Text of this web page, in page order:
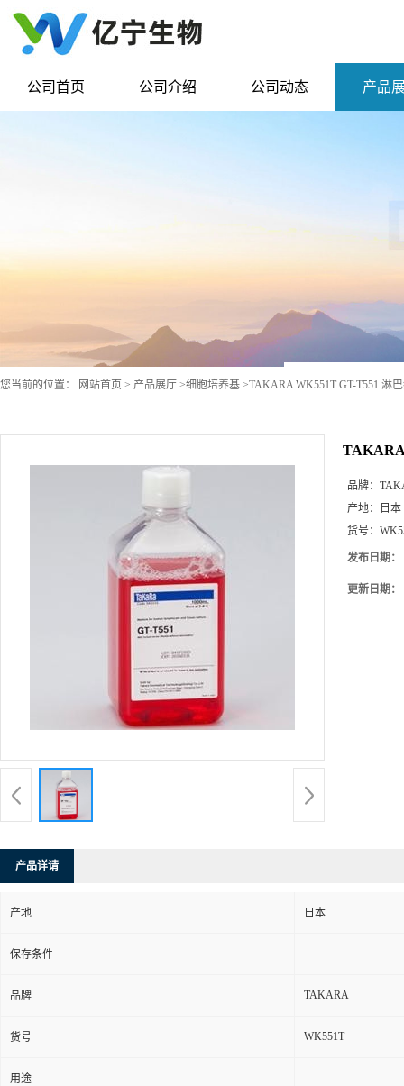
公司首页 公司介绍 公司动态 产品
您当前的位置： 网站首页 > 产品展厅 >细胞培养基 >TAKARA WK551T GT-T551 淋
品牌：
产地：
日本
货号：
发布日期：
更新日期：
产品详请
产地 日本
保存条件
品牌 TAKARA
货号 WK551T
用途